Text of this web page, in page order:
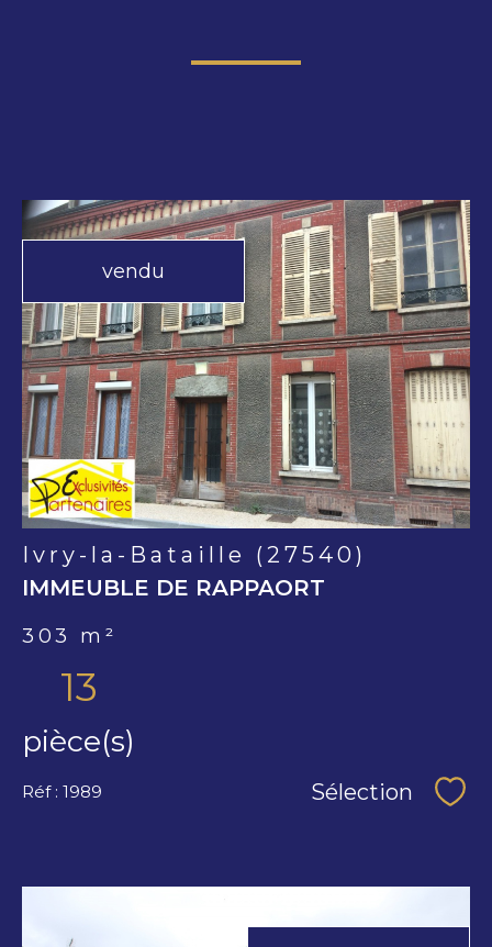
vendu
voir le
bien
Ivry-la-Bataille (27540)
IMMEUBLE DE RAPPAORT
303 m²
13
pièce(s)
Réf : 1989 Sélection